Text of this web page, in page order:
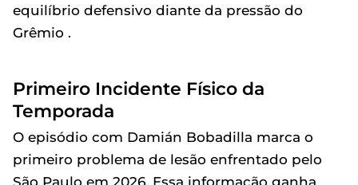
equilíbrio defensivo diante da pressão do
Grêmio .
Primeiro Incidente Físico da
Temporada
O episódio com Damián Bobadilla marca o
primeiro problema de lesão enfrentado pelo
São Paulo em 2026. Essa informação ganha